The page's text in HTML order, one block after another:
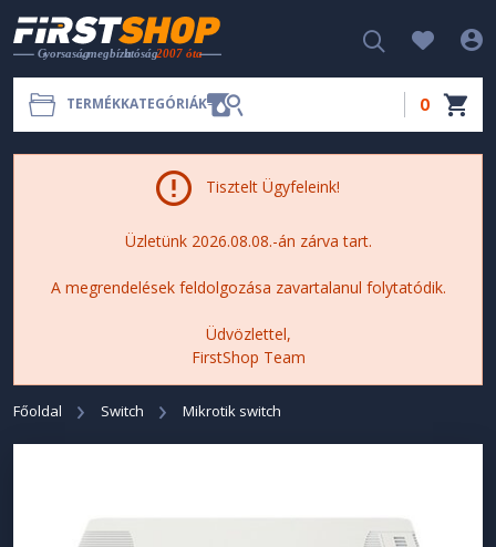
TERMÉKKATEGÓRIÁK 0
Tisztelt Ügyfeleink!
Üzletünk 2026.08.08.-án zárva tart.
A megrendelések feldolgozása zavartalanul folytatódik.
Üdvözlettel,
FirstShop Team
Főoldal Switch Mikrotik switch